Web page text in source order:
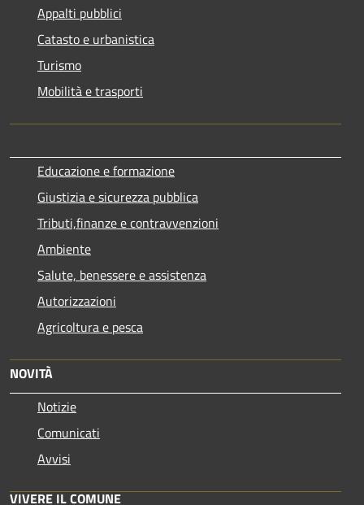
Appalti pubblici
Catasto e urbanistica
Turismo
Mobilità e trasporti
Educazione e formazione
Giustizia e sicurezza pubblica
Tributi,finanze e contravvenzioni
Ambiente
Salute, benessere e assistenza
Autorizzazioni
Agricoltura e pesca
NOVITÀ
Notizie
Comunicati
Avvisi
VIVERE IL COMUNE